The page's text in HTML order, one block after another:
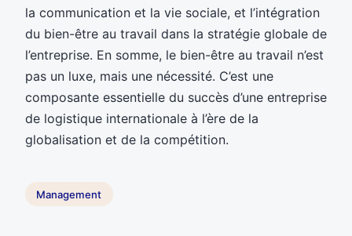
la communication et la vie sociale, et l’intégration
du bien-être au travail dans la stratégie globale de
l’entreprise. En somme, le bien-être au travail n’est
pas un luxe, mais une nécessité. C’est une
composante essentielle du succès d’une entreprise
de logistique internationale à l’ère de la
globalisation et de la compétition.
Management